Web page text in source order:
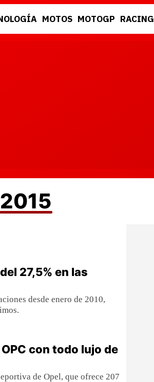
MOTOS MOTOGP RACING
27,5% en las
desde enero de 2010,
con todo lujo de
de Opel, que ofrece 207